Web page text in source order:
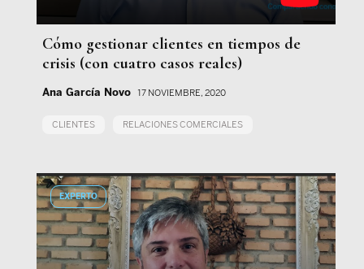
Cómo gestionar clientes en tiempos de
crisis (con cuatro casos reales)
Ana García Novo 17 NOVIEMBRE, 2020
CLIENTES RELACIONES COMERCIALES
EXPERTO